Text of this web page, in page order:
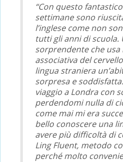
“Con questo
settimane sono
l’inglese come non
tutti gli anni di scuola.
sorprendente che
associativa del
lingua straniera
sorpresa e
viaggio a Londra con
perdendomi nulla di
come mai mi era
bello conoscere una
avere più difficoltà di
Ling Fluent, metodo
perché molto